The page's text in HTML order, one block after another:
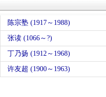
陈宗塾 (1917～1988)
张读 (1066～?)
丁乃扬 (1912～1968)
许友超 (1900～1963)